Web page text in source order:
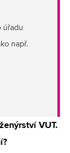
úřadu
např.
VUT.